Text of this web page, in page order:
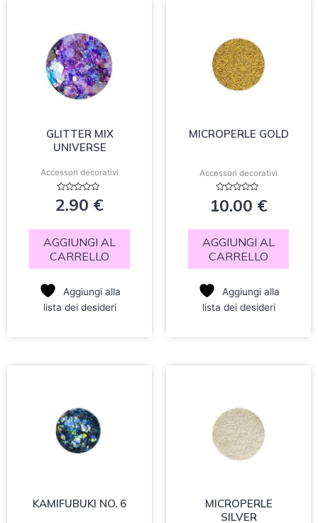
GLITTER MIX
UNIVERSE
Accessori decorativi
Valutato
0
2.90 €
AGGIUNGI AL
CARRELLO
Aggiungi alla
lista dei desideri
MICROPERLE GOLD
Accessori decorativi
Valutato
0
su
10.00 €
AGGIUNGI AL
CARRELLO
Aggiungi alla
lista dei desideri
KAMIFUBUKI NO. 6
MICROPERLE
SILVER